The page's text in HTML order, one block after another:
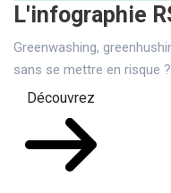
L'infographie
Greenwashing,
sans se mettre en risque ?
Découvrez